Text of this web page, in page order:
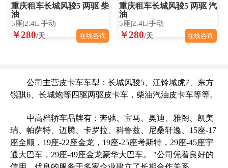
重庆租车长城风骏5 两驱 柴
油
5座|2.4L|手动
￥280/天 在线咨询
重庆租车长城风骏5 两驱 汽
油
5座|2.4L|手动
￥280/天 在线咨询
公司主营皮卡车车型：长城风骏5、江铃域虎7、东方
锐骐6、长城炮等四驱两驱皮卡车，柴油汽油皮卡车等等。
中高档轿车品牌有：奔驰、宝马、奥迪、雅阁、凯美
瑞、帕萨特、迈腾、卡罗拉、科鲁兹、尼桑轩逸、15座-17
座全顺，19座-22座金龙，19座-25座考斯特，29座-45座宇
通大巴车，29座-49座金龙豪华大巴车。 "公司凭着良好的